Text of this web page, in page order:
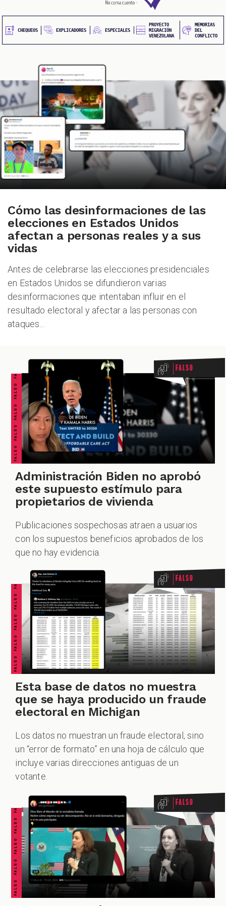
CHEQUEOS EXPLICADORES ESPECIALES
PROYECTO
MIGRACIÓN
VENEZOLANA
MEMORIAS
DEL
CONFLICTO
Cómo las desinformaciones de las
elecciones en Estados Unidos
afectan a personas reales y a sus
vidas
Antes de celebrarse las elecciones presidenciales
en Estados Unidos se difundieron varias
desinformaciones que intentaban influir en el
resultado electoral y afectar a las personas con
ataques...
FALSO FALSO FALSO FALSO FALSO FALSO FALSO Falso
Administración Biden no aprobó
este supuesto estímulo para
propietarios de vivienda
Publicaciones sospechosas atraen a usuarios
con los supuestos beneficios aprobados de los
que no hay evidencia.
FALSO FALSO FALSO FALSO FALSO FALSO FALSO Falso
Esta base de datos no muestra
que se haya producido un fraude
electoral en Michigan
Los datos no muestran un fraude electoral, sino
un “error de formato” en una hoja de cálculo que
incluye varias direcciones antiguas de un
votante.
FALSO FALSO FALSO FALSO FALSO FALSO FALSO Falso